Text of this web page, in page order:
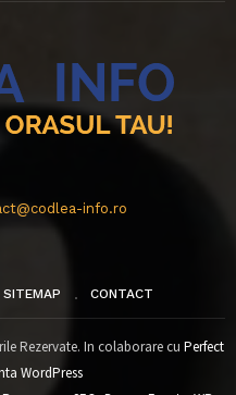
info.ro
SITEMAP CONTACT
Rezervate. In colaborare cu Perfect
WordPress